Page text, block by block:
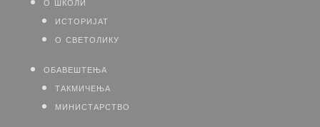
историјат
о светолику
обавештења
такмичења
министарство